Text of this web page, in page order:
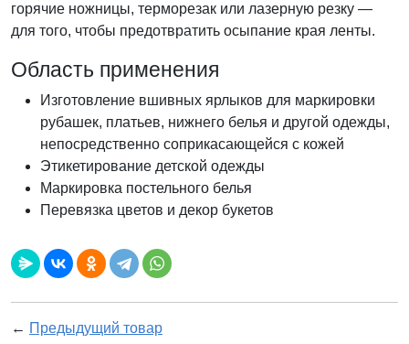
горячие ножницы, терморезак или лазерную резку —
для того, чтобы предотвратить осыпание края ленты.
Область применения
Изготовление вшивных ярлыков для маркировки
рубашек, платьев, нижнего белья и другой одежды,
непосредственно соприкасающейся с кожей
Этикетирование детской одежды
Маркировка постельного белья
Перевязка цветов и декор букетов
← Предыдущий товар